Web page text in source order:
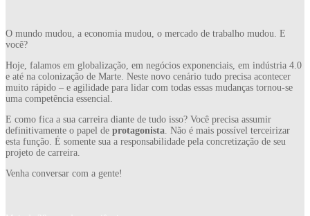
O mundo mudou, a economia mudou, o mercado de trabalho mudou. E
você?
Hoje, falamos em globalização, em negócios exponenciais, em indústria 4.0
e até na colonização de Marte. Neste novo cenário tudo precisa acontecer
muito rápido – e agilidade para lidar com todas essas mudanças tornou-se
uma competência essencial.
E como fica a sua carreira diante de tudo isso? Você precisa assumir
definitivamente o papel de protagonista. Não é mais possível terceirizar
esta função. É somente sua a responsabilidade pela concretização de seu
projeto de carreira.
Venha conversar com a gente!